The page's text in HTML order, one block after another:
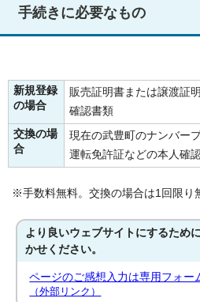
手続きに必要なもの
新規登録
の場合
販売証明書または譲渡証
確認書類
交換の場
合
現在の武豊町のナンバー
運転免許証などの本人確
※手数料無料。交換の場合は1回限り
より良いウェブサイトにするため
かせください。
ページのご感想入力は専用フォー
（外部リンク）